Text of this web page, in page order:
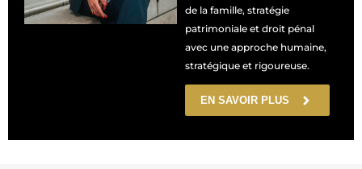
de la famille, stratégie
patrimoniale et droit pénal
avec une approche humaine,
stratégique et rigoureuse.
EN SAVOIR PLUS